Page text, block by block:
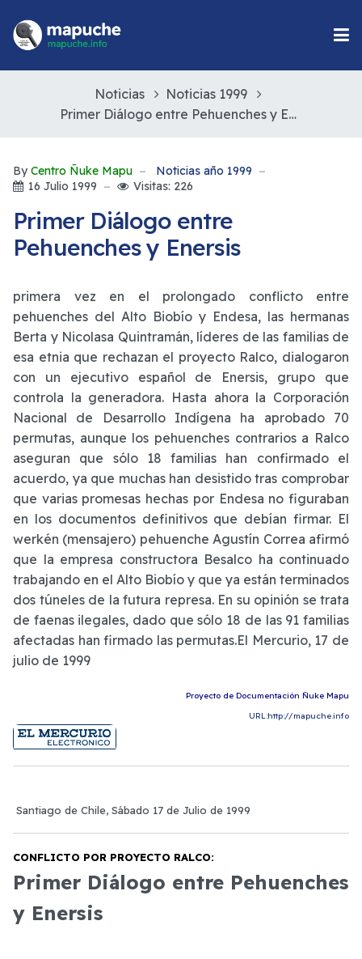
Noticias
Noticias 1999
Primer Diálogo entre Pehuenches y Enersis
By Centro Ñuke Mapu
Noticias año 1999
16 Julio 1999
Visitas: 226
Primer Diálogo entre
Pehuenches y Enersis
primera vez en el prolongado conflicto entre
pehuenches del Alto Biobío y Endesa, las hermanas
Berta y Nicolasa Quintramán, líderes de las familias de
esa etnia que rechazan el proyecto Ralco, dialogaron
con un ejecutivo español de Enersis, grupo que
controla la generadora. Hasta ahora la Corporación
Nacional de Desarrollo Indígena ha aprobado 70
permutas, aunque los pehuenches contrarios a Ralco
aseguran que sólo 18 familias han confirmado el
acuerdo, ya que muchas han desistido tras comprobar
que varias promesas hechas por Endesa no figuraban
en los documentos definitivos que debían firmar. El
werkén (mensajero) pehuenche Agustín Correa afirmó
que la empresa constructora Besalco ha continuado
trabajando en el Alto Biobío y que ya están terminados
dos túneles de la futura represa. En su opinión se trata
de faenas ilegales, dado que sólo 18 de las 91 familias
afectadas han firmado las permutas.El Mercurio, 17 de
julio de 1999
Proyecto de Documentación Ñuke Mapu
URL:http://mapuche.info
Santiago de Chile, Sábado 17 de Julio de 1999
CONFLICTO POR PROYECTO RALCO:
Primer Diálogo entre Pehuenches
y Enersis